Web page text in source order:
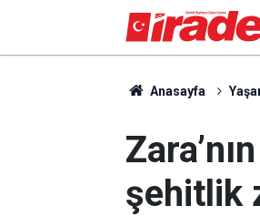
Anasayfa
şehitlik